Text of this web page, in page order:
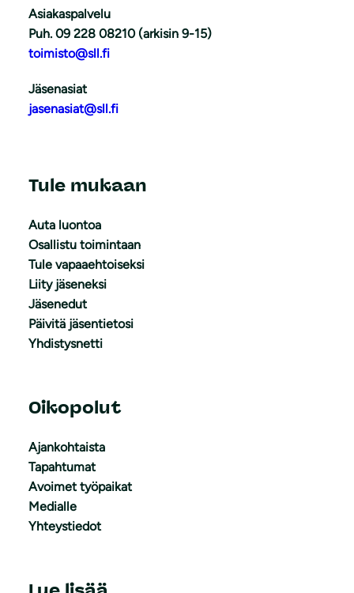
Asiakaspalvelu
Puh. 09 228 08210 (arkisin 9-15)
toimisto@sll.fi
Jäsenasiat
jasenasiat@sll.fi
Tule mukaan
Auta luontoa
Osallistu toimintaan
Tule vapaaehtoiseksi
Liity jäseneksi
Jäsenedut
Päivitä jäsentietosi
Yhdistysnetti
Oikopolut
Ajankohtaista
Tapahtumat
Avoimet työpaikat
Medialle
Yhteystiedot